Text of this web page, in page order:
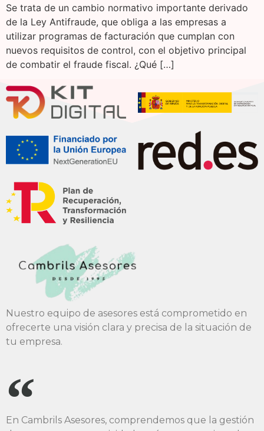
Se trata de un cambio normativo importante derivado
de la Ley Antifraude, que obliga a las empresas a
utilizar programas de facturación que cumplan con
nuevos requisitos de control, con el objetivo principal
de combatir el fraude fiscal. ¿Qué […]
Nuestro equipo de asesores está comprometido en
ofrecerte una visión clara y precisa de la situación de
tu empresa.
En Cambrils Asesores, comprendemos que la gestión